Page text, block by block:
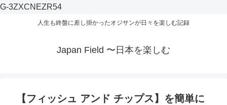
G-3ZXCNEZR54
人生も終盤に差し掛かったオジサンが日々を楽しむ記録
Japan Field 〜日本を楽しむ
【フィッシュ アンド チップス】を簡単に